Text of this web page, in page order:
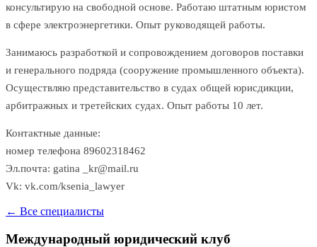
консультирую на свободной основе. Работаю штатным юристом
в сфере электроэнергетики. Опыт руководящей работы.
Занимаюсь разработкой и сопровождением договоров поставки
и генерального подряда (сооружение промышленного объекта).
Осуществляю представительство в судах общей юрисдикции,
арбитражных и третейских судах. Опыт работы 10 лет.
Контактные данные:
номер телефона 89602318462
Эл.почта: gatina _kr@mail.ru
Vk: vk.com/ksenia_lawyer
← Все специалисты
Международный юридический клуб